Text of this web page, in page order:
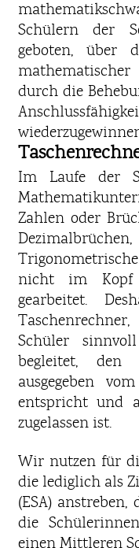
Schülern der
geboten, über
durch die
Im Laufe der
Zahlen oder
nicht im Kopf
gearbeitet.
Schüler
begleitet, den
ausgegeben
entspricht und
zugelassen ist.
Wir nutzen für
die lediglich als
(ESA) anstreben,
die
einen Mittleren